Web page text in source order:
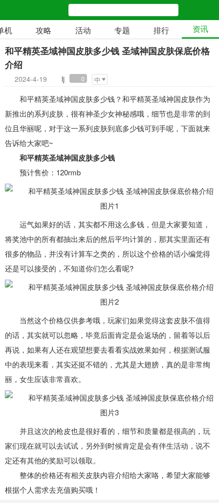
机 攻略 活动 专题 排行 资讯
和平精英圣域神国皮肤多少钱 圣域神国皮肤保底价格
介绍
2024-4-19 lj 0 中
和平精英圣域神国皮肤多少钱？和平精英圣域神国皮肤作为
新推出的系列皮肤，很有神圣少女神秘感哦，细节也是非常的到
位且华丽呢，对于这一系列皮肤到底多少钱可到手呢，下面就来
告诉给大家吧~
和平精英圣域神国皮肤多少钱
预计售价：120rmb
运气如果好的话，其实都不用这么多钱，但是大家要知道，
将奖池中的所有都抽出来后的然后平均计算的，那其实里面还有
很多的物品，并没有计算车之类的，所以这个价格的话小编觉得
还是可以接受的，不知道你们怎么看呢?
当然这个价格仅供参考哦，玩家们如果觉得这套皮肤不值得
的话，其实就可以忽略，毕竟后面肯定是会返场的，留着等以后
再说，如果有人还在观望想要去看看实战效果如何，根据测试服
中的表现来看，其实还挺不错的，尤其是大翅膀，真的是非常绚
丽，女生应该非常喜欢。
并且这次的枪皮也是很好看的，细节和质量都是很高的，玩
家们现在就可以去试试，另外到时候肯定是会有伴生活动，说不
定还有其他的奖励可以领取。
整体的价格还有相关皮肤内容介绍给大家咯，希望大家能够
根据个人需求去充值购买哦！